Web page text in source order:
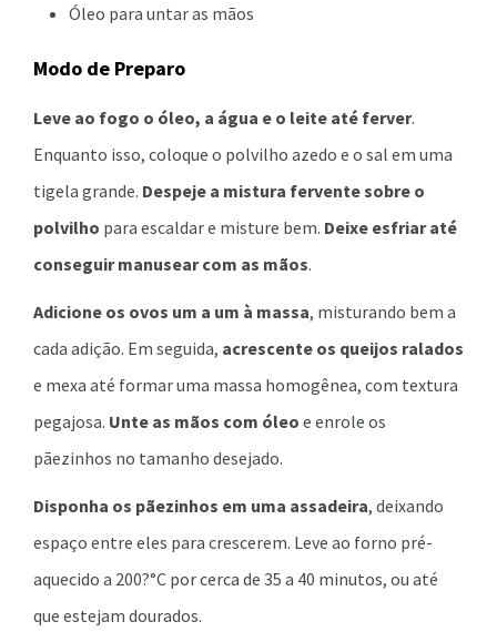
Óleo para untar as mãos
Modo de Preparo
Leve ao fogo o óleo, a água e o leite até ferver.
Enquanto isso, coloque o polvilho azedo e o sal em uma
tigela grande. Despeje a mistura fervente sobre o
polvilho para escaldar e misture bem. Deixe esfriar até
conseguir manusear com as mãos.
Adicione os ovos um a um à massa, misturando bem a
cada adição. Em seguida, acrescente os queijos ralados
e mexa até formar uma massa homogênea, com textura
pegajosa. Unte as mãos com óleo e enrole os
pãezinhos no tamanho desejado.
Disponha os pãezinhos em uma assadeira, deixando
espaço entre eles para crescerem. Leve ao forno pré-
aquecido a 200?°C por cerca de 35 a 40 minutos, ou até
que estejam dourados.